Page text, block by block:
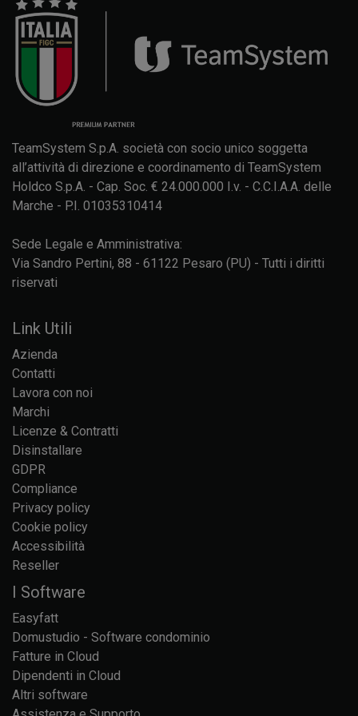
TeamSystem S.p.A. società con socio unico soggetta
all’attività di direzione e coordinamento di TeamSystem
Holdco S.p.A. - Cap. Soc. € 24.000.000 I.v. - C.C.I.A.A. delle
Marche - P.I. 01035310414
Sede Legale e Amministrativa:
Via Sandro Pertini, 88 - 61122 Pesaro (PU) - Tutti i diritti
riservati
Link Utili
Azienda
Contatti
Lavora con noi
Marchi
Licenze & Contratti
Disinstallare
GDPR
Compliance
Privacy policy
Cookie policy
Accessibilità
Reseller
I Software
Easyfatt
Domustudio - Software condominio
Fatture in Cloud
Dipendenti in Cloud
Altri software